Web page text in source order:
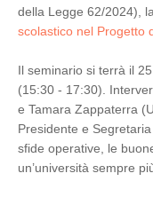
della Legge 62/2024),
scolastico nel Progetto
Il seminario si terrà il
(15:30 - 17:30).
e Tamara Zappaterra
Presidente e
sfide operative, le
un’università sempre